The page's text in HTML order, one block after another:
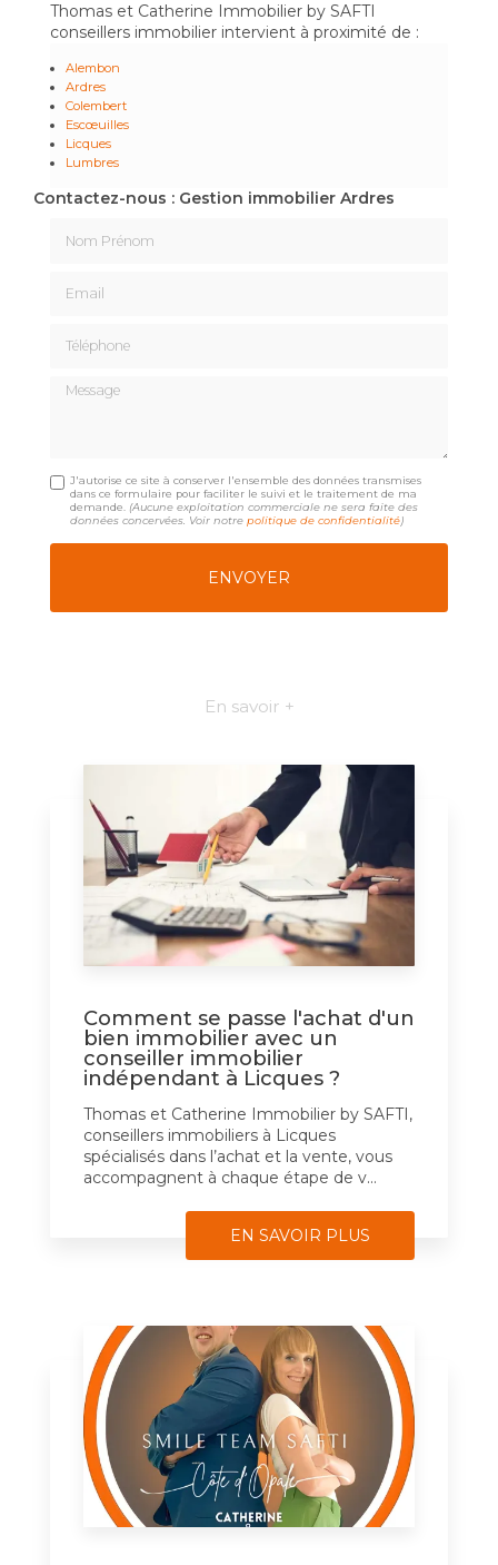
Thomas et Catherine Immobilier by SAFTI
conseillers immobilier intervient à proximité de :
Alembon
Ardres
Colembert
Escœuilles
Licques
Lumbres
Contactez-nous : Gestion immobilier Ardres
Message
J'autorise ce site à conserver l'ensemble des données transmises
dans ce formulaire pour faciliter le suivi et le traitement de ma
demande. (Aucune exploitation commerciale ne sera faite des
données concervées. Voir notrepolitique de confidentialité)
En savoir +
Comment se passe l'achat d'un
bien immobilier avec un
conseiller immobilier
indépendant à Licques ?
Thomas et Catherine Immobilier by SAFTI,
conseillers immobiliers à Licques
spécialisés dans l’achat et la vente, vous
accompagnent à chaque étape de v...
EN SAVOIR PLUS